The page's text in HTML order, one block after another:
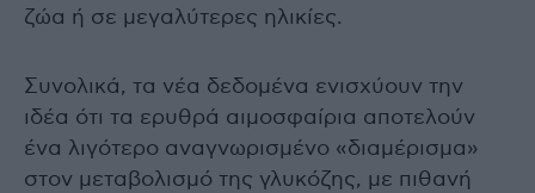
ζώα ή σε μεγαλύτερες ηλικίες.
Συνολικά, τα νέα δεδομένα ενισχύουν την
ιδέα ότι τα ερυθρά αιμοσφαίρια αποτελούν
ένα λιγότερο αναγνωρισμένο «διαμέρισμα»
στον μεταβολισμό της γλυκόζης, με πιθανή